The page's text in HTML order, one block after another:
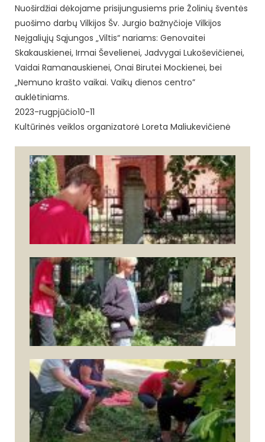
Nuoširdžiai dėkojame prisijungusiems prie Žolinių šventės
puošimo darbų Vilkijos Šv. Jurgio bažnyčioje Vilkijos
Neįgaliųjų Sąjungos „Viltis“ nariams: Genovaitei
Skakauskienei, Irmai Ševelienei, Jadvygai Lukoševičienei,
Vaidai Ramanauskienei, Onai Birutei Mockienei, bei
„Nemuno krašto vaikai. Vaikų dienos centro”
auklėtiniams.
2023-rugpjūčio10-11
Kultūrinės veiklos organizatorė Loreta Maliukevičienė